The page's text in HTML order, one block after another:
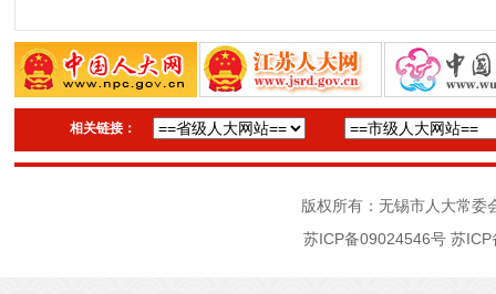
相关链接：
版权所有：无锡市人大常
苏ICP备09024546号 苏ICP